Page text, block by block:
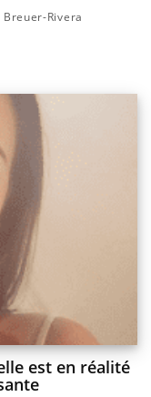
Rivera
est en réalité